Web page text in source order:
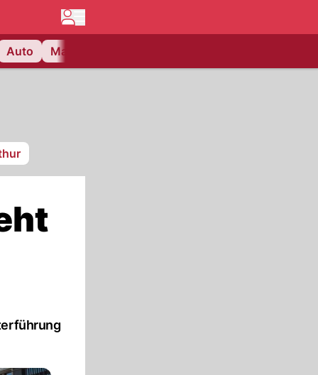
Auto Matchcenter